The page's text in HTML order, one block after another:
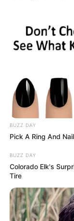
The Massive
Than Anacondas
BUZZ DAY
Pick A Ring And
BUZZ DAY
Colorado Elk's
Tire